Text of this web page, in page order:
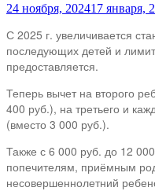
24 ноября, 202417 января,
С 2025 г. увеличивается
последующих детей и
предоставляется.
Теперь вычет на второго
400 руб.), на третьего и
(вместо 3 000 руб.).
Также с 6 000 руб. до 12
попечителям, приёмным
несовершеннолетний